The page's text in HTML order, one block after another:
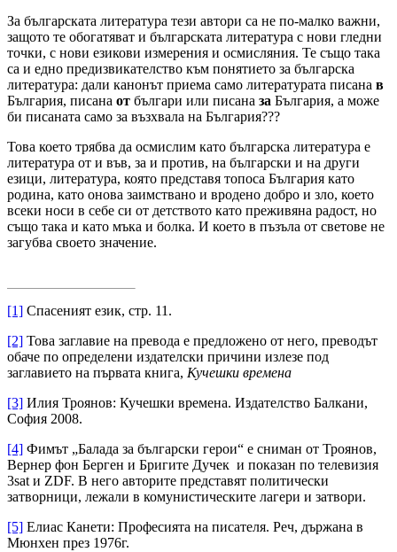
За българската литература тези автори са не по-малко важни,
защото те обогатяват и българската литература с нови гледни
точки, с нови езикови измерения и осмисляния. Те също така
са и едно предизвикателство към понятието за българска
литература: дали канонът приема само литературата писана в
България, писана от българи или писана за България, а може
би писаната само за възхвала на България???
Това което трябва да осмислим като българска литература е
литература от и във, за и против, на български и на други
езици, литература, която представя топоса България като
родина, като онова заимствано и вродено добро и зло, което
всеки носи в себе си от детството като преживяна радост, но
също така и като мъка и болка. И което в пъзъла от светове не
загубва своето значение.
[1] Спасеният език, стр. 11.
[2] Това заглавие на превода е предложено от него, преводът
обаче по определени издателски причини излезе под
заглавието на първата книга, Кучешки времена
[3] Илия Троянов: Кучешки времена. Издателство Балкани,
София 2008.
[4] Фимът „Балада за български герои“ е сниман от Троянов,
Вернер фон Берген и Бригите Дучек и показан по телевизия
3sat и ZDF. В него авторите представят политически
затворници, лежали в комунистическите лагери и затвори.
[5] Елиас Канети: Професията на писателя. Реч, държана в
Мюнхен през 1976г.